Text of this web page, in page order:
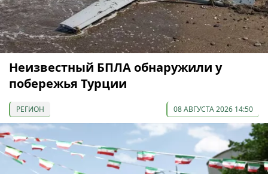
Неизвестный БПЛА обнаружили у
побережья Турции
РЕГИОН 08 АВГУСТА 2026 14:50